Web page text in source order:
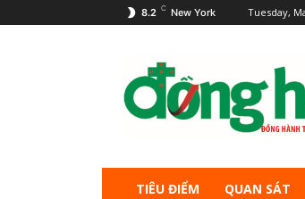
8.2 C New York Tuesday,
TIÊU ĐIỂM QUAN SÁT